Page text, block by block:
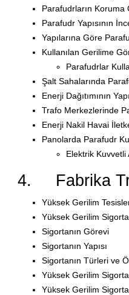
Parafudrların
Parafudr Yapısının
Yapılarına Göre
Kullanılan Gerilime
Parafudrlar
Şalt Sahalarında
Enerji Dağıtımının
Trafo Merkezlerinde
Enerji Nakil Havai
Panolarda Parafudr
Elektrik Kuvvetli
4. Fabrika
Yüksek Gerilim
Yüksek Gerilim
Sigortanın Görevi
Sigortanın Yapısı
Sigortanın Türleri ve
Yüksek Gerilim
Yüksek Gerilim